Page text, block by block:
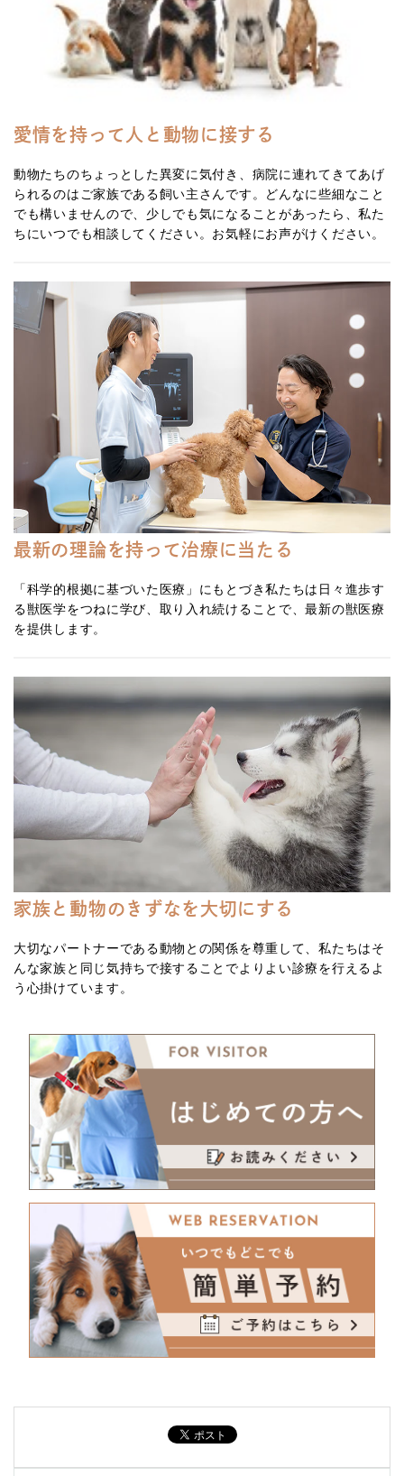
愛情を持って人と動物に接する
動物たちのちょっとした異変に気付き、病院に連れてきてあげ
られるのはご家族である飼い主さんです。どんなに些細なこと
でも構いませんので、少しでも気になることがあったら、私た
ちにいつでも相談してください。お気軽にお声がけください。
最新の理論を持って治療に当たる
「科学的根拠に基づいた医療」にもとづき私たちは日々進歩す
る獣医学をつねに学び、取り入れ続けることで、最新の獣医療
を提供します。
家族と動物のきずなを大切にする
大切なパートナーである動物との関係を尊重して、私たちはそ
んな家族と同じ気持ちで接することでよりよい診療を行えるよ
う心掛けています。